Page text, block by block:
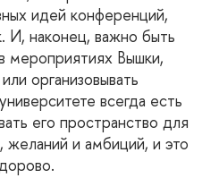
идей конференций,
И, наконец, важно быть
мероприятиях Вышки,
организовывать
всегда есть
его пространство для
желаний и амбиций, и это